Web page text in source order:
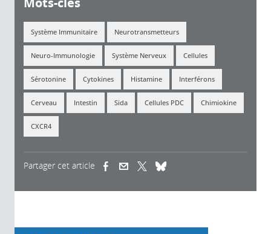
Système Immunitaire Neurotransmetteurs
Neuro-Immunologie Système Nerveux Cellules
Sérotonine Cytokines Histamine Interférons
Cerveau Intestin Sida Cellules PDC Chimiokine
CXCR4
Partager cet article (link is external)(link is external)